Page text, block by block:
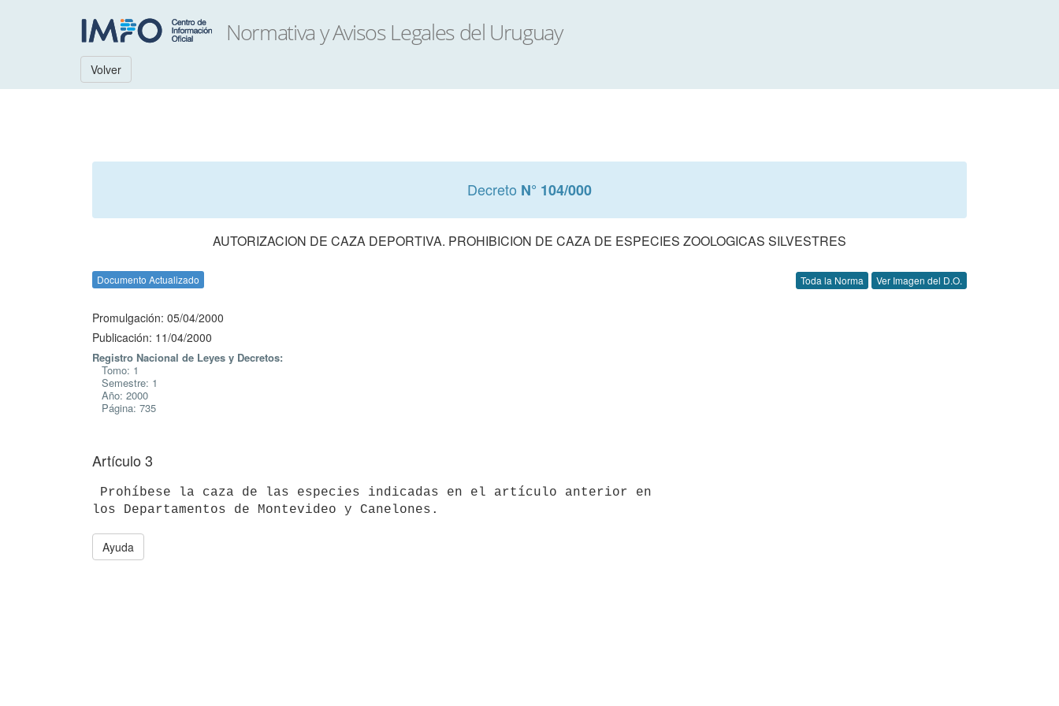
Volver
Decreto N° 104/000
AUTORIZACION DE CAZA DEPORTIVA. PROHIBICION DE CAZA DE ESPECIES ZOOLOGICAS SILVESTRES
Documento Actualizado Toda la Norma Ver Imagen del D.O.
Promulgación: 05/04/2000
Publicación: 11/04/2000
Registro Nacional de Leyes y Decretos:
Tomo: 1
Semestre: 1
Año: 2000
Página: 735
Artículo 3
Ayuda